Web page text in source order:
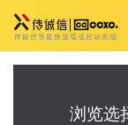
浏览选